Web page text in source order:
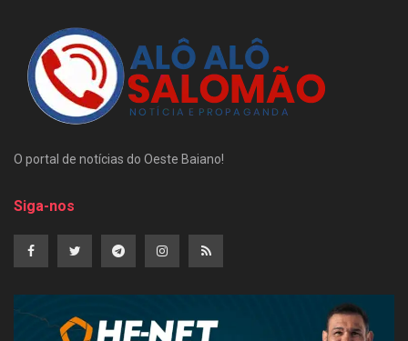
O portal de notícias do Oeste Baiano!
Siga-nos